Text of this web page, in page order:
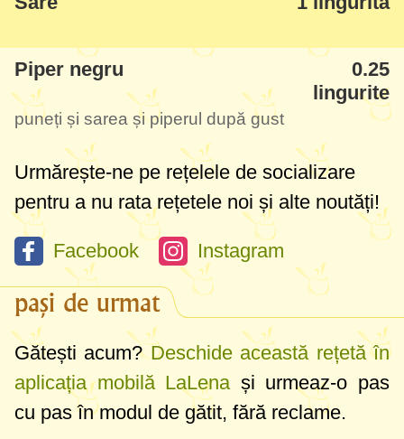
Piper negru
0.25
lingurite
puneți și sarea și piperul după gust
Urmărește-ne pe rețelele de socializare
pentru a nu rata rețetele noi și alte noutăți!
Facebook Instagram
pași de urmat
Gătești acum? Deschide această rețetă în
aplicația mobilă LaLena și urmeaz-o pas
cu pas în modul de gătit, fără reclame.